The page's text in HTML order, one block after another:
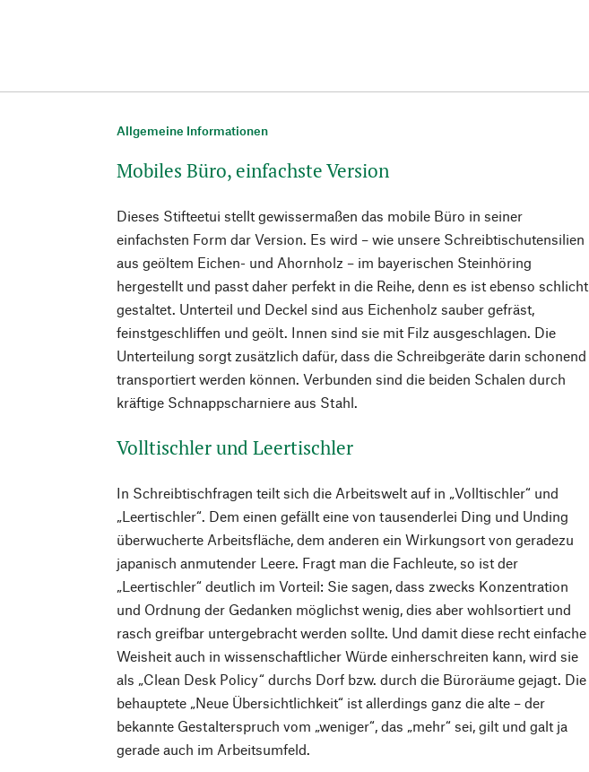
Allgemeine Informationen
Mobiles Büro, einfachste Version
Dieses Stifteetui stellt gewissermaßen das mobile Büro in seiner
einfachsten Form dar Version. Es wird – wie unsere Schreibtischutensilien
aus geöltem Eichen- und Ahornholz – im bayerischen Steinhöring
hergestellt und passt daher perfekt in die Reihe, denn es ist ebenso schlicht
gestaltet. Unterteil und Deckel sind aus Eichenholz sauber gefräst,
feinstgeschliffen und geölt. Innen sind sie mit Filz ausgeschlagen. Die
Unterteilung sorgt zusätzlich dafür, dass die Schreibgeräte darin schonend
transportiert werden können. Verbunden sind die beiden Schalen durch
kräftige Schnappscharniere aus Stahl.
Volltischler und Leertischler
In Schreibtischfragen teilt sich die Arbeitswelt auf in „Volltischler“ und
„Leertischler“. Dem einen gefällt eine von tausenderlei Ding und Unding
überwucherte Arbeitsfläche, dem anderen ein Wirkungsort von geradezu
japanisch anmutender Leere. Fragt man die Fachleute, so ist der
„Leertischler“ deutlich im Vorteil: Sie sagen, dass zwecks Konzentration
und Ordnung der Gedanken möglichst wenig, dies aber wohlsortiert und
rasch greifbar untergebracht werden sollte. Und damit diese recht einfache
Weisheit auch in wissenschaftlicher Würde einherschreiten kann, wird sie
als „Clean Desk Policy“ durchs Dorf bzw. durch die Büroräume gejagt. Die
behauptete „Neue Übersichtlichkeit“ ist allerdings ganz die alte – der
bekannte Gestalterspruch vom „weniger“, das „mehr“ sei, gilt und galt ja
gerade auch im Arbeitsumfeld.